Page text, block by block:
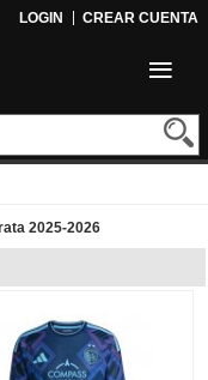
LOGIN CREAR CUENTA
2025-2026